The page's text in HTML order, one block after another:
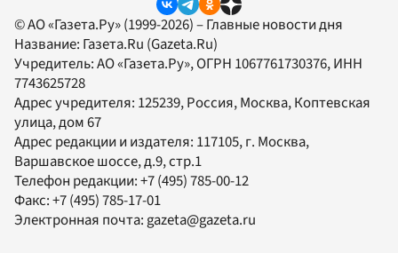
© АО «Газета.Ру» (1999-2026) – Главные новости дня
Название: Газета.Ru (Gazeta.Ru)
Учредитель:АО «Газета.Ру», ОГРН 1067761730376, ИНН
7743625728
Адрес учредителя: 125239, Россия, Москва, Коптевская
улица, дом 67
Адрес редакции и издателя: 117105, г. Москва,
Варшавское шоссе, д.9, стр.1
Телефон редакции:+7 (495) 785-00-12
Факс:+7 (495) 785-17-01
Электронная почта: gazeta@gazeta.ru